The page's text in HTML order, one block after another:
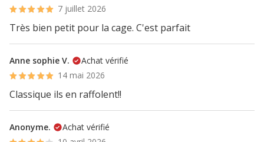
7 juillet 2026
Très bien petit pour la cage. C'est parfait
Anne sophie V.
Achat vérifié
14 mai 2026
Classique ils en raffolent!!
Anonyme.
Achat vérifié